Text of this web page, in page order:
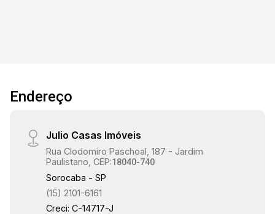
Endereço
Julio Casas Imóveis
Rua Clodomiro Paschoal, 187 - Jardim
Paulistano, CEP:18040-740
Sorocaba - SP
(15) 2101-6161
Creci: C-14717-J